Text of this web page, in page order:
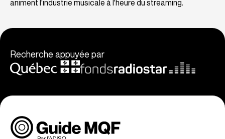
animent l'industrie musicale à l'heure du streaming.
Recherche appuyée par